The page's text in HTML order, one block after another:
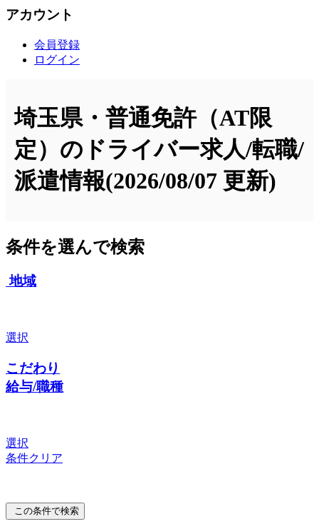
アカウント
会員登録
ログイン
埼玉県・普通免許（AT限
定）のドライバー求人/転職/
派遣情報(2026/08/07 更新)
条件を選んで検索
地域
選択
こだわり
給与/職種
選択
条件クリア
この条件で検索